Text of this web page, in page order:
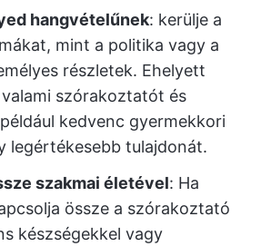
hangvételűnek: kerülje a
mint a politika vagy a
részletek. Ehelyett
szórakoztatót és
kedvenc gyermekkori
legértékesebb tulajdonát.
szakmai életével: Ha
össze a szórakoztató
készségekkel vagy